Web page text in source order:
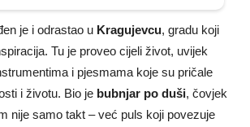
je i odrastao u Kragujevcu, gradu koji
Tu je proveo cijeli život, uvijek
i pjesmama koje su pričale
i životu. Bio je bubnjar po duši, čovjek
nije samo takt – već puls koji povezuje